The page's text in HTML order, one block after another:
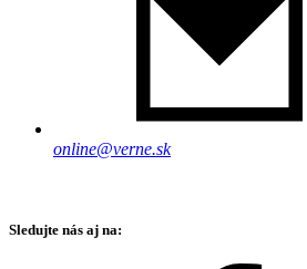
online@verne.sk
Sledujte nás aj na: